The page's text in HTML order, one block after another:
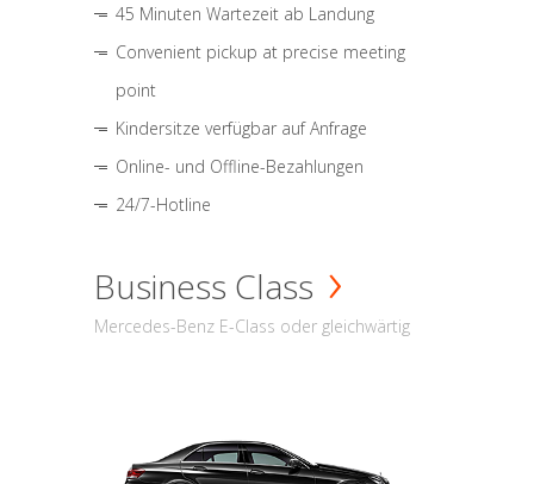
45 Minuten Wartezeit ab Landung
Convenient pickup at precise meeting
point
Kindersitze verfügbar auf Anfrage
Online- und Offline-Bezahlungen
24/7-Hotline
Business Class
Mercedes-Benz E-Class oder gleichwärtig